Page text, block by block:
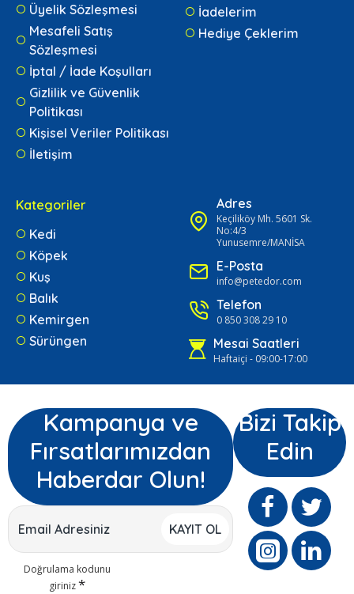
Üyelik Sözleşmesi
Mesafeli Satış
Sözleşmesi
İptal / İade Koşulları
Gizlilik ve Güvenlik
Politikası
Kişisel Veriler Politikası
İletişim
İadelerim
Hediye Çeklerim
Kategoriler
Kedi
Köpek
Kuş
Balık
Kemirgen
Sürüngen
Adres
Keçiliköy Mh. 5601 Sk.
No:4/3
Yunusemre/MANİSA
E-Posta
info@petedor.com
Telefon
0 850 308 29 10
Mesai Saatleri
Haftaiçi - 09:00-17:00
Kampanya ve
Fırsatlarımızdan
Haberdar Olun!
KAYIT OL
Doğrulama kodunu
giriniz
Bizi Takip
Edin